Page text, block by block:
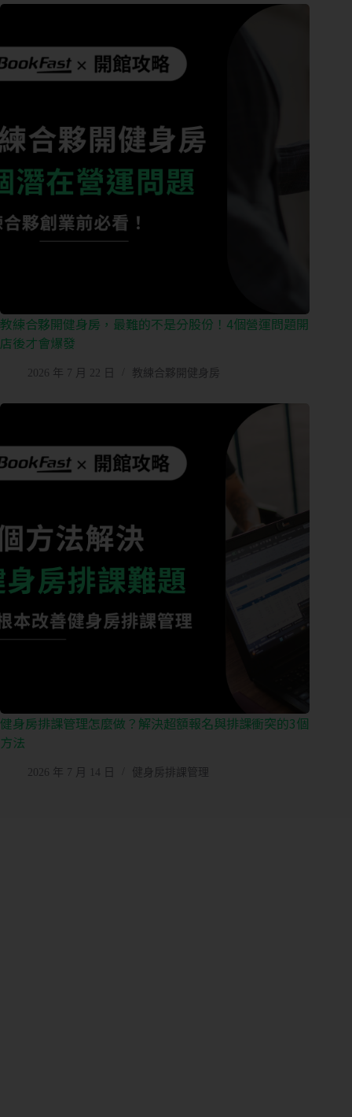
教練合夥開健身房，最難的不是分股份！4個營運問題開
店後才會爆發
2026 年 7 月 22 日 教練合夥開健身房
健身房排課管理怎麼做？解決超額報名與排課衝突的3個
方法
2026 年 7 月 14 日 健身房排課管理